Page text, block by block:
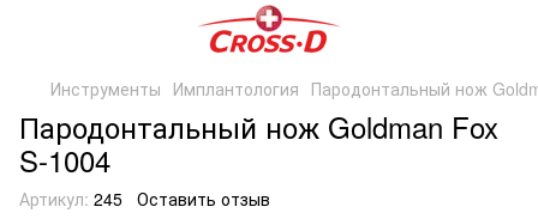
Инструменты Имплантология Пародонтальный нож
Пародонтальный нож Goldman Fox
S-1004
Артикул: 245 Оставить отзыв